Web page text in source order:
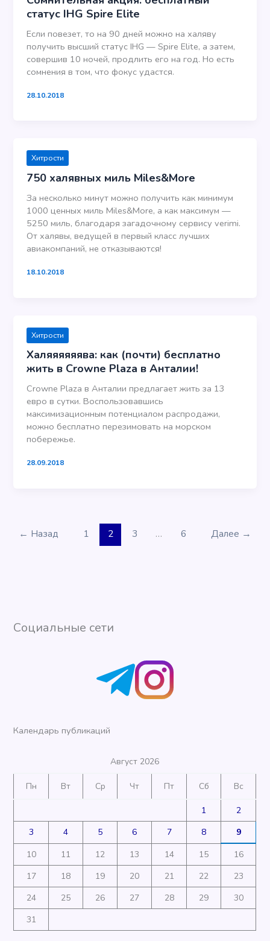
статус IHG Spire Elite
Если повезет, то на 90 дней можно на халяву
получить высший статус IHG — Spire Elite, а затем,
совершив 10 ночей, продлить его на год. Но есть
сомнения в том, что фокус удастся.
28.10.2018
Хитрости
750 халявных миль Miles&More
За несколько минут можно получить как минимум
1000 ценных миль Miles&More, а как максимум —
5250 миль, благодаря загадочному сервису verimi.
От халявы, ведущей в первый класс лучших
авиакомпаний, не отказываются!
18.10.2018
Хитрости
Халяяяяяява: как (почти) бесплатно
жить в Crowne Plaza в Анталии!
Crowne Plaza в Анталии предлагает жить за 13
евро в сутки. Воспользовавшись
максимизационным потенциалом распродажи,
можно бесплатно перезимовать на морском
побережье.
28.09.2018
← Назад 1 2 3 … 6 Далее →
Социальные сети
Календарь публикаций
Август 2026
Пн Вт Ср Чт Пт Сб Вс
1
2
3
4 5 6 7 8
9
10
11 12 13 14 15
16
17
18 19 20 21 22
23
24
25 26 27 28 29
30
31